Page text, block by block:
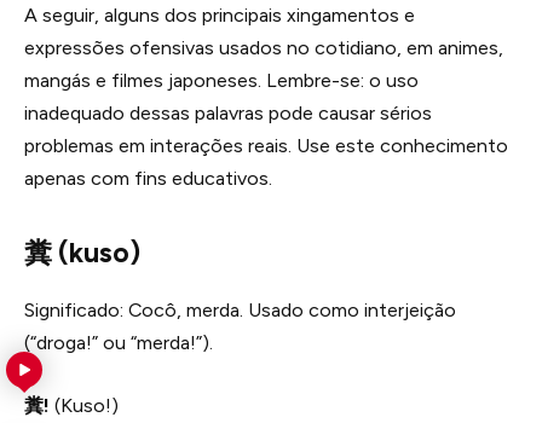
A seguir, alguns dos principais xingamentos e
expressões ofensivas usados no cotidiano, em animes,
mangás e filmes japoneses. Lembre-se: o uso
inadequado dessas palavras pode causar sérios
problemas em interações reais. Use este conhecimento
apenas com fins educativos.
糞 (kuso)
Significado: Cocô, merda. Usado como interjeição
(“droga!” ou “merda!”).
糞! (Kuso!)